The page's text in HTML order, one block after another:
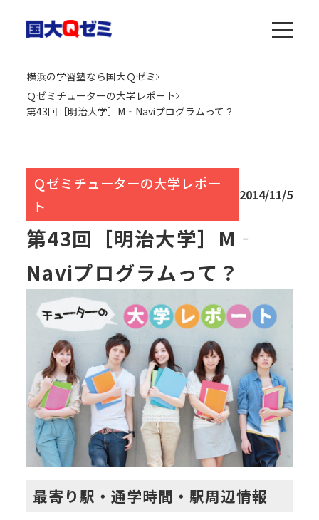
横浜の学習塾なら国大Ｑゼミ
Ｑゼミチューターの大学レポート
第43回［明治大学］M‐Naviプログラムって？
Ｑゼミチューターの大学レポー
ト
2014/11/5
第43回［明治大学］M‐
Naviプログラムって？
最寄り駅・通学時間・駅周辺情報